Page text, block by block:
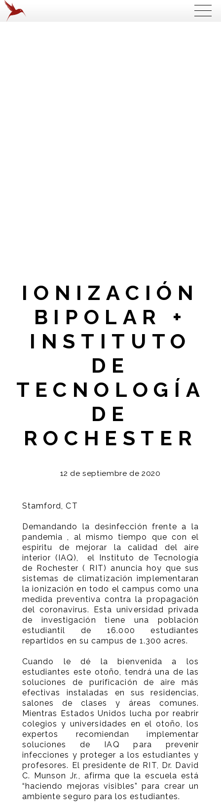
IONIZACIÓN
BIPOLAR +
INSTITUTO
DE
TECNOLOGÍA
DE
ROCHESTER
12 de septiembre de 2020
Stamford, CT
Demandando la desinfección frente a la
pandemia , al mismo tiempo que con el
espiritu de mejorar la calidad del aire
interior (IAQ), el Instituto de Tecnología
de Rochester ( RIT) anuncia hoy que sus
sistemas de climatización implementaran
la ionización en todo el campus como una
medida preventiva contra la propagación
del coronavirus. Esta universidad privada
de investigación tiene una población
estudiantil de 16.000 estudiantes
repartidos en su campus de 1.300 acres.
Cuando le dé la bienvenida a los
estudiantes este otoño, tendrá una de las
soluciones de purificación de aire más
efectivas instaladas en sus residencias,
salones de clases y áreas comunes.
Mientras Estados Unidos lucha por reabrir
colegios y universidades en el otoño, los
expertos recomiendan implementar
soluciones de IAQ para prevenir
infecciones y proteger a los estudiantes y
profesores. El presidente de RIT, Dr. David
C. Munson Jr., afirma que la escuela está
“haciendo mejoras visibles” para crear un
ambiente seguro para los estudiantes.